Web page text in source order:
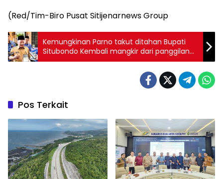
(Red/Tim-Biro Pusat Sitijenarnews Group
Kemungkinan Parno takut ditahan Bupati
Situbondo Kembali mangkir dari panggilan
penyidik KPK Siang ini
Pos Terkait